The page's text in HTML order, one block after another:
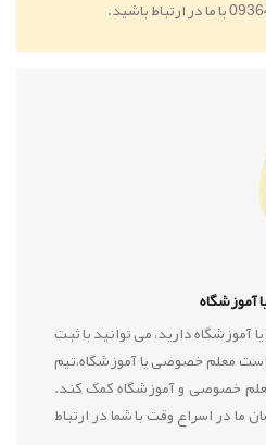
آموزشگاه دارید، می توانید با ثبت
معلم خصوصی یا آموزشگاه،تیم
خصوصی و آموزشگاه کمک کند.
در اسراع وقت با شما در ارتباط